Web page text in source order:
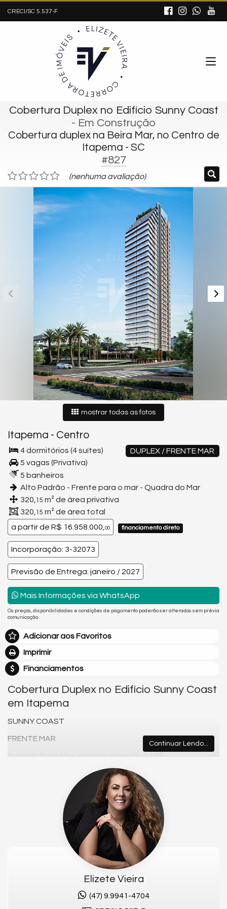
CRECI/SC 5.537-F
Cobertura Duplex no Edifício Sunny Coast
- Em Construção
Cobertura duplex na Beira Mar, no Centro de
Itapema - SC
#827
(nenhuma avaliação)
mostrar todas as fotos
Itapema - Centro
DUPLEX / FRENTE MAR
4 dormitórios (4 suítes)
5 vagas (Privativa)
5 banheiros
Alto Padrão - Frente para o mar - Quadra do Mar
320, 15 m² de área privativa
320, 15 m² de área total
a partir de R$ 16.958.000, 00 financiamento direto
Incorporação: 3-32073
Previsão de Entrega: janeiro / 2027
Mais Informações via WhatsApp
Os preços, disponibilidades e condições de pagamento poderão ser alterados sem prévia
comunicação.
Adicionar aos Favoritos
Imprimir
Financiamentos
Cobertura Duplex no Edifício Sunny Coast
em Itapema
SUNNY COAST
FRENTE MAR
Avenida Beira Mar, esquina com a Rua 149.
Privilegiadamente localizado na Praia Central de
APARTAMENTO:
- Frente para o mar
- Vista panorâmica
- 4 suítes, sendo 1 máster
Continuar Lendo...
Elizete Vieira
(47) 9.9941-4704